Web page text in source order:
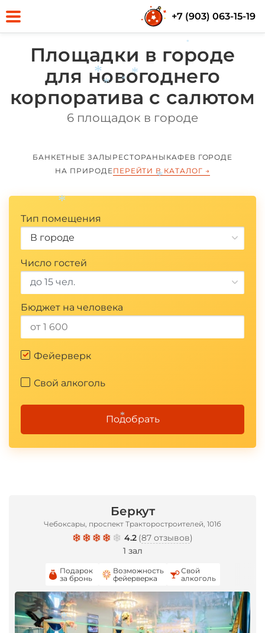
+7 (903) 063-15-19
Площадки в городе
для новогоднего
корпоратива с салютом
6 площадок в городе
БАНКЕТНЫЕ ЗАЛЫ РЕСТОРАНЫ КАФЕВ ГОРОДЕ
НА ПРИРОДЕПЕРЕЙТИ В КАТАЛОГ →
Тип помещения
В городе
Число гостей
до 15 чел.
Бюджет на человека
Фейерверк
Свой алкоголь
Подобрать
Беркут
Чебоксары, проспект Тракторостроителей, 101б
4.2 (87 отзывов)
1 зал
Подарок
за бронь
Возможность
фейерверка
Свой
алкоголь
*
*
*
*
*
*
*
*